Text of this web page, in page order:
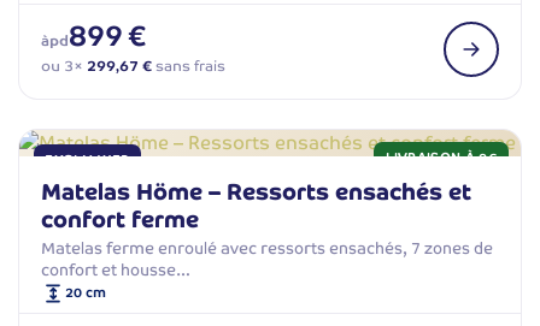
àpd899 €
ou 3× 299,67 €sans frais
EXCLU WEB LIVRAISON À 9€
Matelas Höme – Ressorts ensachés et
confort ferme
Matelas ferme enroulé avec ressorts ensachés, 7 zones de
confort et housse…
20 cm